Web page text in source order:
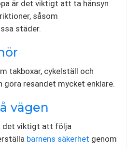
är det viktigt att ta hänsyn
såsom
städer.
takboxar, cykelställ och
göra resandet mycket enklare.
vägen
det viktigt att följa
barnens säkerhet genom